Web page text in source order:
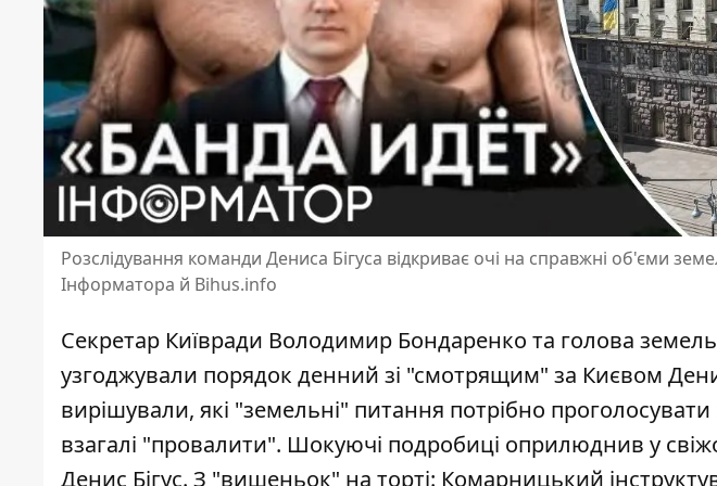
Розслідування команди Дениса Бігуса відкриває очі на справжні об'єми
Інформатора й Bihus.info
Секретар Київради Володимир Бондаренко та голова
узгоджували порядок денний зі "смотрящим" за Києвом
вирішували, які "земельні" питання потрібно проголосувати
взагалі "провалити". Шокуючі подробиці оприлюднив у
Денис Бігус. З "вишеньок" на торті: Комарницький